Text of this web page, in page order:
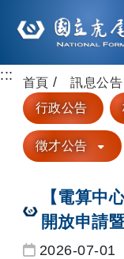
::: 首頁 訊息公告
行政公告
徵才公告
【電算中
開放申請
日期：
2026-07-01